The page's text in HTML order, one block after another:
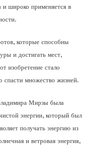
и широко применяется в
которые способны
и достигать мест,
изобретение стало
спасти множество жизней.
Мирзы была
энергии, который был
получать энергию из
и ветровая энергия,